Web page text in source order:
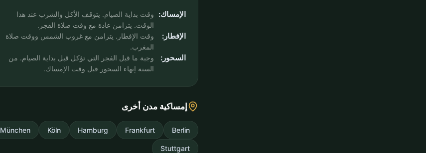
الإمساك:
وقت بداية الصيام. يتوقف الأكل والشرب عند هذا
الوقت. يتزامن عادة مع وقت صلاة الفجر.
الإفطار:
وقت الإفطار. يتزامن مع غروب الشمس ووقت صلاة
المغرب.
السحور:
وجبة ما قبل الفجر التي تؤكل قبل بداية الصيام. من
السنة إنهاء السحور قبل وقت الإمساك.
إمساكية مدن أخرى
Berlin
Frankfurt
Hamburg
Köln
München
Stuttgart